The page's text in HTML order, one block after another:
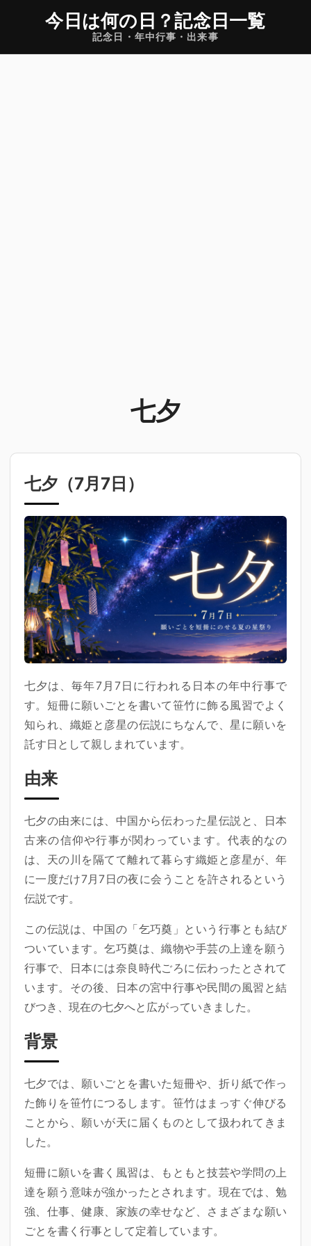
今日は何の日 ？記念日一覧
記念日・年中行事・出来事
七夕
七夕（7月7日 ）
七夕は、毎年7月7日に行われる日本の年中行事で
す。短冊に願いごとを書いて笹竹に飾る風習でよく
知られ、織姫と彦星の伝説にちなんで、星に願いを
託す日として親しまれています。
由来
七夕の由来には、中国から伝わった星伝説と、日本
古来の信仰や行事が関わっています。代表的なの
は、天の川を隔てて離れて暮らす織姫と彦星が、年
に一度だけ7月7日の夜に会うことを許されるという
伝説です。
この伝説は、中国の「乞巧奠」という行事とも結び
ついています。乞巧奠は、織物や手芸の上達を願う
行事で、日本には奈良時代ごろに伝わったとされて
います。その後、日本の宮中行事や民間の風習と結
びつき、現在の七夕へと広がっていきました。
背景
七夕では、願いごとを書いた短冊や、折り紙で作っ
た飾りを笹竹につるします。笹竹はまっすぐ伸びる
ことから、願いが天に届くものとして扱われてきま
した。
短冊に願いを書く風習は、もともと技芸や学問の上
達を願う意味が強かったとされます。現在では、勉
強、仕事、健康、家族の幸せなど、さまざまな願い
ごとを書く行事として定着しています。